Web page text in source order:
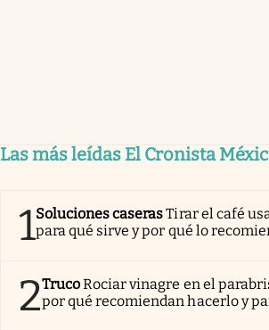
Las más leídas El Cronista
1Soluciones caserasTirar el café
para qué sirve y por qué lo
2TrucoRociar vinagre en el
por qué recomiendan hacerlo y